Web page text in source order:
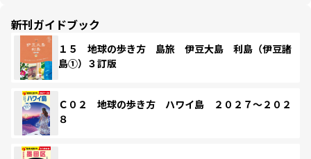
新刊ガイドブック
１５ 地球の歩き方 島旅 伊豆大島 利島（伊豆諸
島①）３訂版
Ｃ０２ 地球の歩き方 ハワイ島 ２０２７～２０２
８